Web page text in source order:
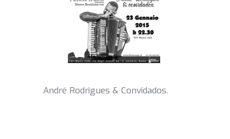
André Rodrigues & Convidados.